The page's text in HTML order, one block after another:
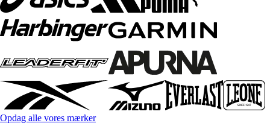
Opdag alle vores mærker